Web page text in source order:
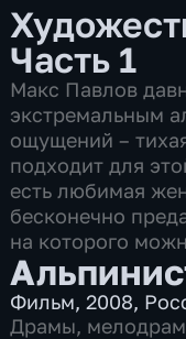
Часть 1
Макс Павлов
экстремальным
ощущений –
подходит для
есть любимая
бесконечно
на которого
Фильм,2008,
Драмы,